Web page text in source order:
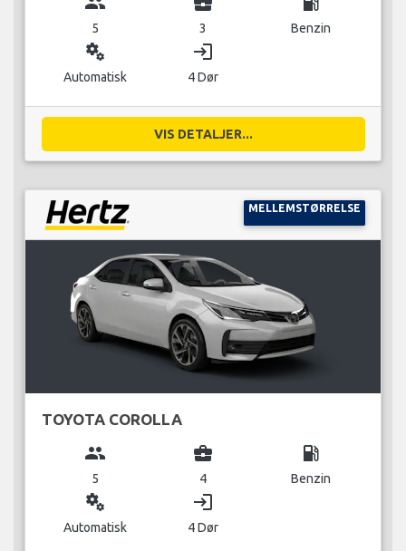
5 3 Benzin
miscellaneous_services
Automatisk
login
4 Dør
VIS DETALJER...
MELLEMSTØRRELSE
TOYOTA COROLLA
group
5
business_center
4
local_gas_station
Benzin
miscellaneous_services
Automatisk
login
4 Dør